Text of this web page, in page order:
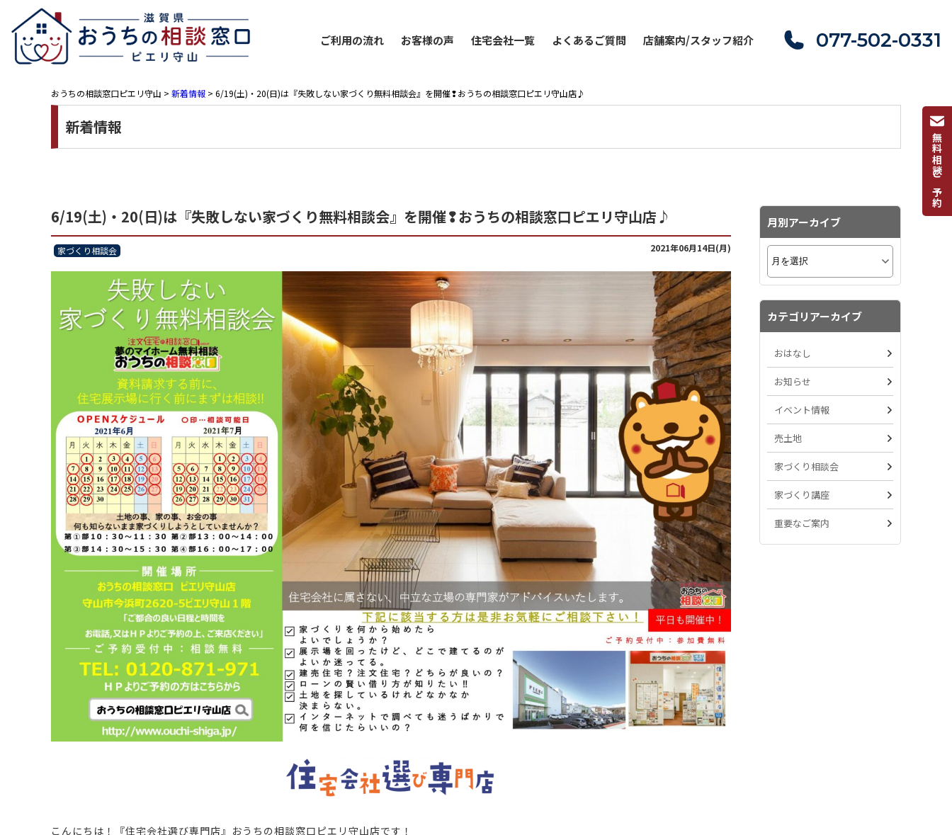
ご利用の流れ お客様の声 住宅会社一覧 よくあるご質問 店舗案内/スタッフ紹介 077-502-0331
無料相談ご予約
おうちの相談窓口ピエリ守山 > 新着情報 > 6/19(土)・20(日)は『失敗しない家づくり無料相談会』を開催❢おうちの相談窓口ピエリ守山店♪
新着情報
6/19(土)・20(日)は『失敗しない家づくり無料相談会』を開催❢おうちの相談窓口ピエリ守山店♪
家づくり相談会 2021年06月14日(月)
こんにちは！ 『住宅会社選び専門店』おうちの相談窓口ピエリ守山店です！
月別アーカイブ
カテゴリアーカイブ
おはなし
お知らせ
イベント情報
売土地
家づくり相談会
家づくり講座
重要なご案内